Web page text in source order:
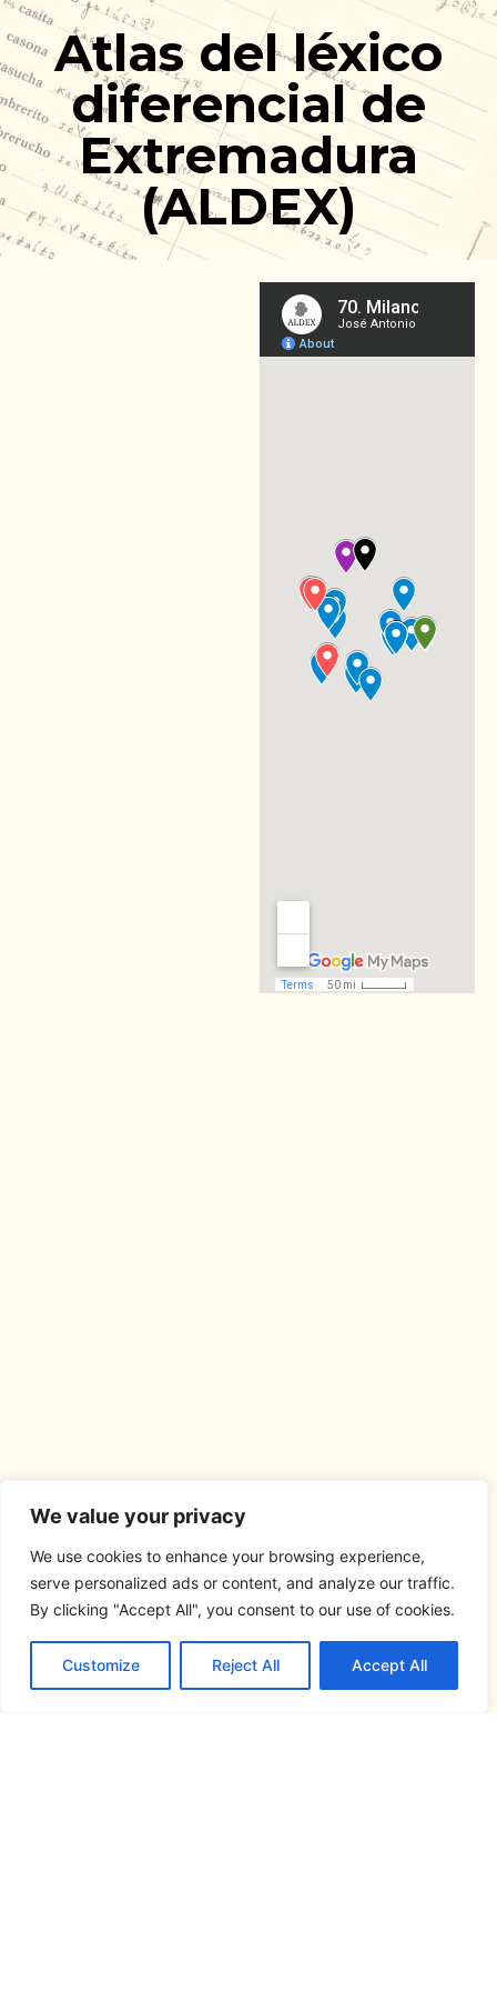
We value your privacy
We use cookies to enhance your browsing experience,
serve personalized ads or content, and analyze our traffic.
By clicking "Accept All", you consent to our use of cookies.
Customize Reject All Accept All
Ir
al
contenidoAtlas del léxico
diferencial de
Extremadura
(ALDEX)